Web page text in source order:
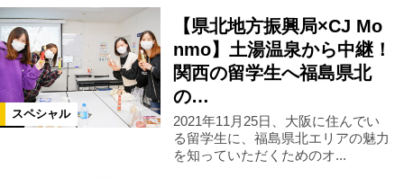
大玉村 矢祭町 西郷村
中島村 鮫川村 塙町 浪江町
双葉町 大熊町
スペシャル
【県北地方振興局×CJ Mo
nmo】土湯温泉から中継！
関西の留学生へ福島県北
の…
2021年11月25日、大阪に住んでい
る留学生に、福島県北エリアの魅力
を知っていただくためのオ...